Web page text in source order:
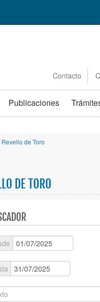
Contacto
Publicaciones
de Toro
DE TORO